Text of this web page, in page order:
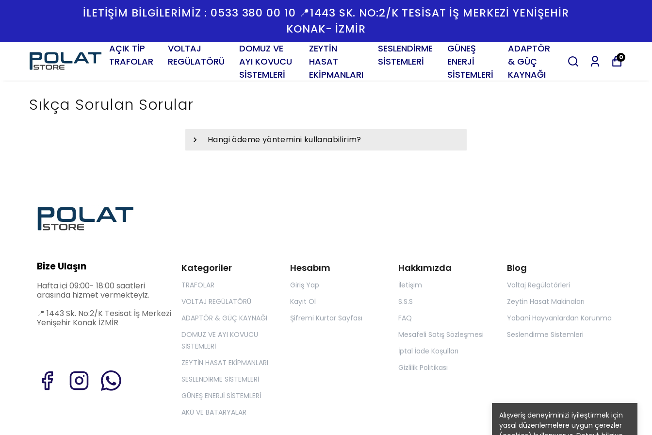
İLETİŞİM BİLGİLERİMİZ : 0533 380 00 10 📍1443 SK. NO:2/K TESISAT İŞ MERKEZI YENIŞEHIR
KONAK- İZMİR
AÇIK TİP
TRAFOLAR
VOLTAJ
REGÜLATÖRÜ
DOMUZ VE
AYI KOVUCU
SİSTEMLERİ
ZEYTİN
HASAT
EKİPMANLARI
SESLENDİRME
SİSTEMLERİ
GÜNEŞ
ENERJİ
SİSTEMLERİ
ADAPTÖR
& GÜÇ
KAYNAĞI
0
Alışveriş deneyiminizi iyileştirmek için
yasal düzenlemelere uygun çerezler
Sıkça Sorulan Sorular
Hangi ödeme yöntemini kullanabilirim?
Kategoriler
TRAFOLAR
VOLTAJ REGÜLATÖRÜ
ADAPTÖR & GÜÇ KAYNAĞI
DOMUZ VE AYI KOVUCU
SİSTEMLERİ
ZEYTİN HASAT EKİPMANLARI
SESLENDİRME SİSTEMLERİ
GÜNEŞ ENERJİ SİSTEMLERİ
AKÜ VE BATARYALAR
Hesabım
Giriş Yap
Kayıt Ol
Şifremi Kurtar Sayfası
Hakkımızda
İletişim
S.S.S
FAQ
Mesafeli Satış Sözleşmesi
İptal İade Koşulları
Gizlilik Politikası
Blog
Voltaj Regülatörleri
Zeytin Hasat Makinaları
Yabani Hayvanlardan Korunma
Seslendirme Sistemleri
Bize Ulaşın
Hafta içi 09:00- 18:00 saatleri
arasında hizmet vermekteyiz.
📍 1443 Sk. No:2/K Tesisat İş Merkezi
Yenişehir Konak İZMİR